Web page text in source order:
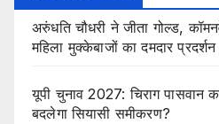
अरुंधति चौधरी ने जीता गोल्ड,
महिला मुक्केबाजों का दमदार प्रदर्शन
यूपी चुनाव 2027: चिराग पासवान
बदलेगा सियासी समीकरण?